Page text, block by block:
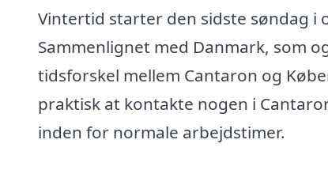
Vintertid starter den sidste søndag i
Sammenlignet med Danmark, som
tidsforskel mellem Cantaron og
praktisk at kontakte nogen i
inden for normale arbejdstimer.